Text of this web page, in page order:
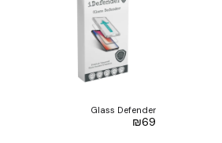
Glass Defender
₪69